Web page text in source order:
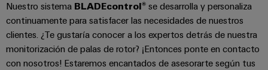
Nuestro sistema BLADEcontrol® se desarrolla y personaliza
continuamente para satisfacer las necesidades de nuestros
clientes. ¿Te gustaría conocer a los expertos detrás de nuestra
monitorización de palas de rotor? ¡Entonces ponte en contacto
con nosotros! Estaremos encantados de asesorarte según tus